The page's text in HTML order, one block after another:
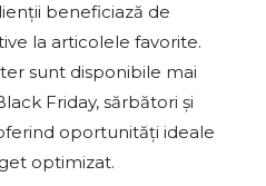
beneficiază de
la articolele favorite.
sunt disponibile mai
Friday, sărbători și
oportunități ideale
optimizat.